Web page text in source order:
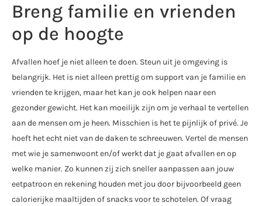
Breng familie en vrienden
op de hoogte
Afvallen hoef je niet alleen te doen. Steun uit je omgeving is
belangrijk. Het is niet alleen prettig om support van je familie en
vrienden te krijgen, maar het kan je ook helpen naar een
gezonder gewicht. Het kan moeilijk zijn om je verhaal te vertellen
aan de mensen om je heen. Misschien is het te pijnlijk of privé. Je
hoeft het echt niet van de daken te schreeuwen. Vertel de mensen
met wie je samenwoont en/of werkt dat je gaat afvallen en op
welke manier. Zo kunnen zij zich sneller aanpassen aan jouw
eetpatroon en rekening houden met jou door bijvoorbeeld geen
calorierijke maaltijden of snacks voor te schotelen. Of vraag